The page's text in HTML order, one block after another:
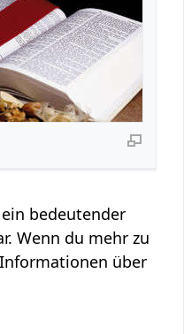
bedeutender
Wenn du mehr zu
über